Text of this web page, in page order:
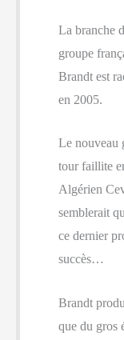
La branche
groupe
Brandt est
en 2005.
Le nouveau
tour faillite
Algérien
semblerait
ce dernier
succès…
Brandt
que du gros